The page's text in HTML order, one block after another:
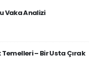
Vaka Analizi
– Bir Usta Çırak